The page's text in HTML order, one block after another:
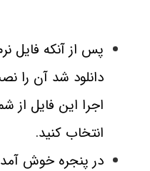
پس از آنکه فایل
دانلود شد آن را
انتخاب کنید.
در پنجره خوش